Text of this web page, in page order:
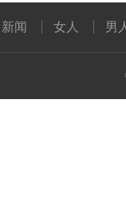
新闻 女人 男